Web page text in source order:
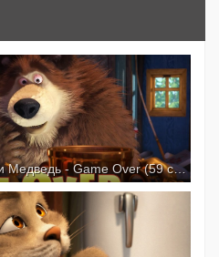
Маша и Медведь - Маша и Медведь - Game Over (59 серия) Премьера новой серии!